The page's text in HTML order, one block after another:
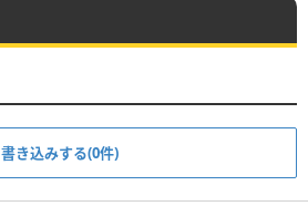
書き込みする(0件)